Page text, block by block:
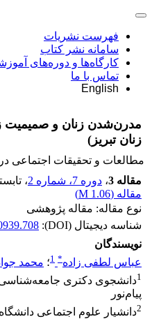
فهرست نشریات
سامانه نشر کتاب
کارگاه‌ها و دوره‌های
تماس با ما
English
مدرن‌شدن زنان و صمیمیت
زنان تبریز)
مطالعات و تحقیقات اجتماعی در
مقاله 3
، دوره 7، شماره 2 ،
مقاله (1.06 M
)
نوع مقاله: مقاله پژوهشی
شناسه دیجیتال (DOI):
نویسندگان
عباس لطفی زاده*
1؛ محمد
1دانشجوی دکتری
پیام‌نور
2دانشیار علوم اجتماعی دانشگاه